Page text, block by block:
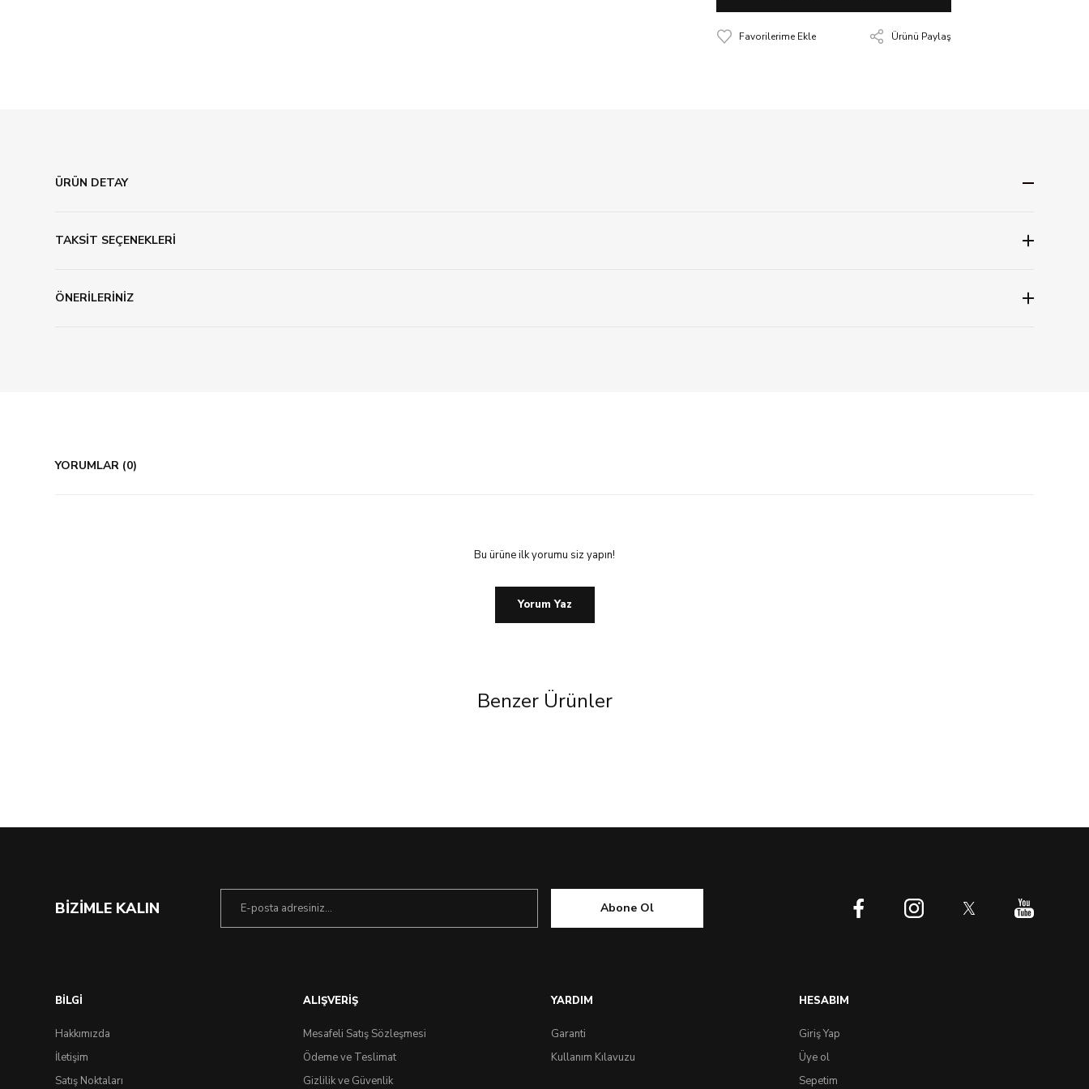
Ürünü Paylaş
ÜRÜN DETAY
TAKSİT SEÇENEKLERİ
ÖNERİLERİNİZ
YORUMLAR (0)
Bu ürüne ilk yorumu siz yapın!
Yorum Yaz
Benzer Ürünler
BİZİMLE KALIN Abone Ol
BİLGİ
Hakkımızda
İletişim
Satış Noktaları
ALIŞVERİŞ
Mesafeli Satış Sözleşmesi
Ödeme ve Teslimat
Gizlilik ve Güvenlik
YARDIM
Garanti
Kullanım Kılavuzu
HESABIM
Giriş Yap
Üye ol
Sepetim